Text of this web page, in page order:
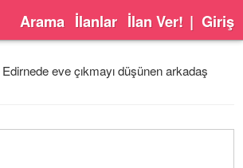
Arama İlanlar İlan Ver! | Giriş
Edirnede eve çıkmayı düşünen arkadaş